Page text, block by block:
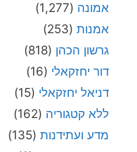
אמונה (1,277)
אמנות (253)
גרשון הכהן (818)
דור יחזקאלי (16)
דניאל יחזקאלי (15)
ללא קטגוריה (162)
מדע ועתידנות (135)